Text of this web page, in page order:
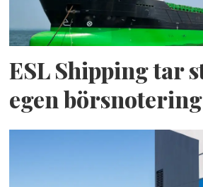
ESL Shipping tar
egen börsnotering